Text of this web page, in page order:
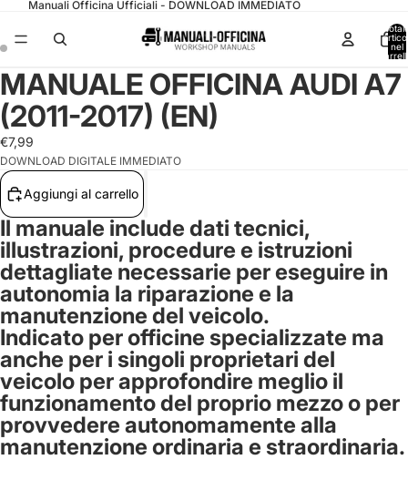
Manuali Officina Ufficiali - DOWNLOAD IMMEDIATO
nel
MANUALE OFFICINA AUDI A7
(2011-2017) (EN)
€7,99
DOWNLOAD DIGITALE IMMEDIATO
Aggiungi al carrello
Il manuale include dati tecnici,
illustrazioni, procedure e istruzioni
dettagliate necessarie per eseguire in
autonomia la riparazione e la
manutenzione del veicolo.
Indicato per officine specializzate ma
anche per i singoli proprietari del
veicolo per approfondire meglio il
funzionamento del proprio mezzo o per
provvedere autonomamente alla
manutenzione ordinaria e straordinaria.